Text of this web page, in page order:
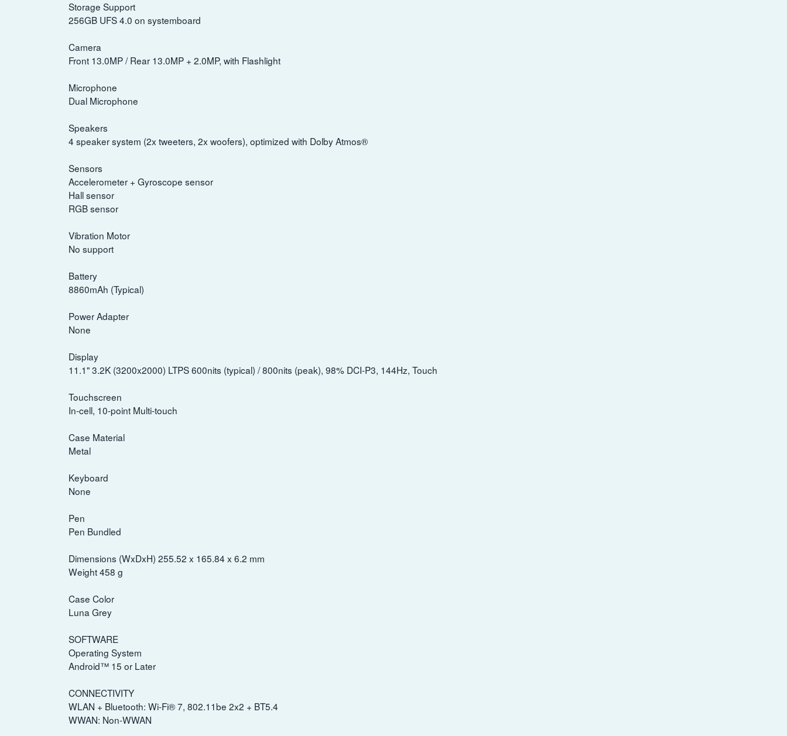
Storage Support
256GB UFS 4.0 on systemboard
Camera
Front 13.0MP / Rear 13.0MP + 2.0MP, with Flashlight
Microphone
Dual Microphone
Speakers
4 speaker system (2x tweeters, 2x woofers), optimized with Dolby Atmos®
Sensors
Accelerometer + Gyroscope sensor
Hall sensor
RGB sensor
Vibration Motor
No support
Battery
8860mAh (Typical)
Power Adapter
None
Display
11.1" 3.2K (3200x2000) LTPS 600nits (typical) / 800nits (peak), 98% DCI-P3, 144Hz, Touch
Touchscreen
In-cell, 10-point Multi-touch
Case Material
Metal
Keyboard
None
Pen
Pen Bundled
Dimensions (WxDxH) 255.52 x 165.84 x 6.2 mm
Weight 458 g
Case Color
Luna Grey
SOFTWARE
Operating System
Android™ 15 or Later
CONNECTIVITY
WLAN + Bluetooth: Wi-Fi® 7, 802.11be 2x2 + BT5.4
WWAN: Non-WWAN